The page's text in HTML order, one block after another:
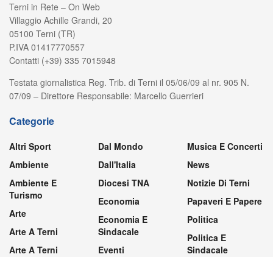
Terni in Rete – On Web
Villaggio Achille Grandi, 20
05100 Terni (TR)
P.IVA 01417770557
Contatti (+39) 335 7015948
Testata giornalistica Reg. Trib. di Terni il 05/06/09 al nr. 905 N.
07/09 – Direttore Responsabile: Marcello Guerrieri
Categorie
Altri Sport
Ambiente
Ambiente E
Turismo
Arte
Arte A Terni
Arte A Terni
Dal Mondo
Dall'Italia
Diocesi TNA
Economia
Economia E
Sindacale
Eventi
Musica E Concerti
News
Notizie Di Terni
Papaveri E Papere
Politica
Politica E
Sindacale